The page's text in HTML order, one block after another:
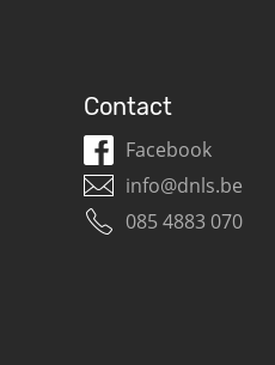
Contact
Facebook
info@dnls.be
085 4883 070